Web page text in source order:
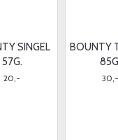
SINGEL
57G.
20,-
BOUNTY
30,-